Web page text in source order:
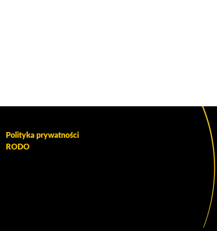
Polityka prywatności
RODO